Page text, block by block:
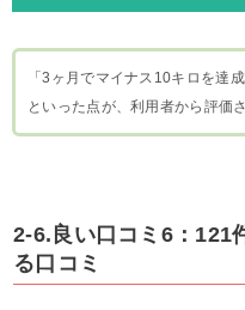
「3ヶ月でマイナス10キロを達
といった点が、利用者から評価
2-6.良い口コミ6：121
る口コミ